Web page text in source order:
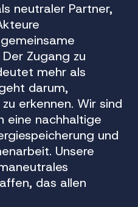
neutraler Partner,
Zugang zu
mehr als
darum,
erkennen. Wir sind
eine nachhaltige
und
Unsere
das allen